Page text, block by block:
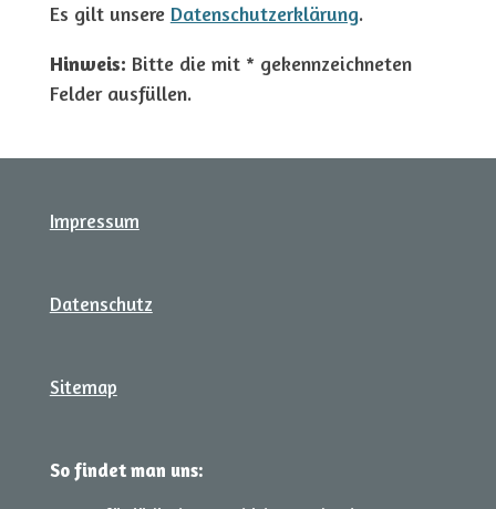
Es gilt unsere Datenschutzerklärung.
Hinweis: Bitte die mit * gekennzeichneten
Felder ausfüllen.
Impressum
Datenschutz
Sitemap
So findet man uns: